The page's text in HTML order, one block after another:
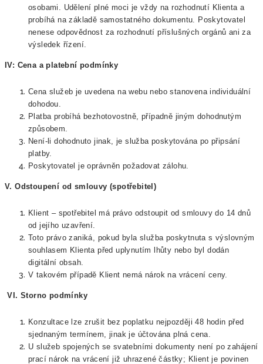
osobami. Udělení plné moci je vždy na rozhodnutí Klienta a
probíhá na základě samostatného dokumentu. Poskytovatel
nenese odpovědnost za rozhodnutí příslušných orgánů ani za
výsledek řízení.
IV: Cena a platební podmínky
Cena služeb je uvedena na webu nebo stanovena individuální
dohodou.
Platba probíhá bezhotovostně, případně jiným dohodnutým
způsobem.
Není-li dohodnuto jinak, je služba poskytována po připsání
platby.
Poskytovatel je oprávněn požadovat zálohu.
V. Odstoupení od smlouvy (spotřebitel)
Klient – spotřebitel má právo odstoupit od smlouvy do 14 dnů
od jejího uzavření.
Toto právo zaniká, pokud byla služba poskytnuta s výslovným
souhlasem Klienta před uplynutím lhůty nebo byl dodán
digitální obsah.
V takovém případě Klient nemá nárok na vrácení ceny.
VI. Storno podmínky
Konzultace lze zrušit bez poplatku nejpozději 48 hodin před
sjednaným termínem, jinak je účtována plná cena.
U služeb spojených se svatebními dokumenty není po zahájení
prací nárok na vrácení již uhrazené částky; Klient je povinen